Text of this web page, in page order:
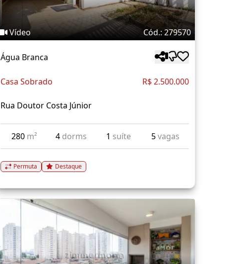
Vídeo Cód.: 279570
Água Branca
Casa Sobrado R$ 2.500.000
Rua Doutor Costa Júnior
280 m² 4 dorms 1 suíte 5vagas
Permuta Destaque